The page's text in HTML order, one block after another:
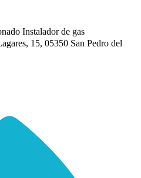
Instalador de gas
15, 05350 San Pedro del